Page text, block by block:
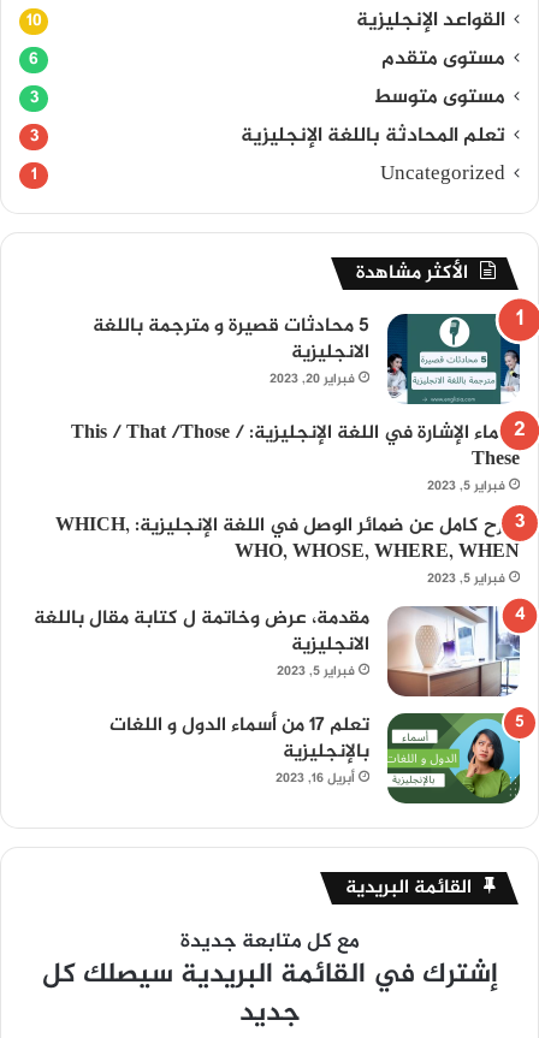
القواعد الإنجليزية 10
مستوى متقدم 6
مستوى متوسط 3
تعلم المحادثة باللغة الإنجليزية 3
Uncategorized
1
الأكثر مشاهدة
5 محادثات قصيرة و مترجمة باللغة
الانجليزية
فبراير 20, 2023
أسماء الإشارة في اللغة الإنجليزية: This / That /Those /
These
فبراير 5, 2023
شرح كامل عن ضمائر الوصل في اللغة الإنجليزية: WHICH,
WHO, WHOSE, WHERE, WHEN
فبراير 5, 2023
مقدمة، عرض وخاتمة ل كتابة مقال باللغة
الانجليزية
فبراير 5, 2023
تعلم 17 من أسماء الدول و اللغات
بالإنجليزية
أبريل 16, 2023
القائمة البريدية
مع كل متابعة جديدة
إشترك في القائمة البريدية سيصلك كل
جديد